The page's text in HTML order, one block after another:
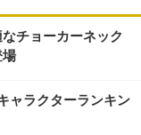
チョーカーネック
場
ャラクターランキン